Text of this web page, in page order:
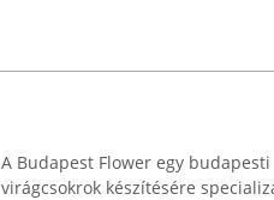
A Budapest Flower egy
virágcsokrok készítésére